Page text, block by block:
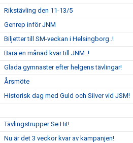
Rikstävling den 11-13/5
Genrep inför JNM
Biljetter till SM-veckan i Helsingborg..!
Bara en månad kvar till JNM..!
Glada gymnaster efter helgens tävlingar!
Årsmöte
Historisk dag med Guld och Silver vid JSM!
Tävlingstrupper Se Hit!
Nu är det 3 veckor kvar av kampanjen!